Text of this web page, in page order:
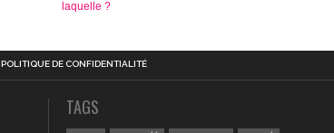
laquelle ?
POLITIQUE DE CONFIDENTIALITÉ
TAGS